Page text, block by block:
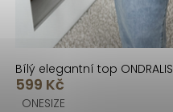
Bílý elegantní top ONDRALIS
599 Kč
ONESIZE